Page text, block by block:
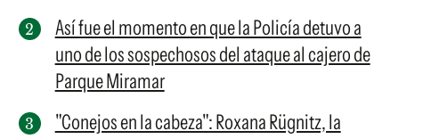
Así fue el momento en que la Policía detuvo a
uno de los sospechosos del ataque al cajero de
Parque Miramar
"Conejos en la cabeza": Roxana Rügnitz, la